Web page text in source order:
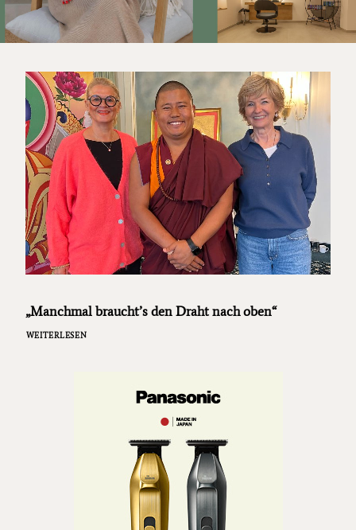
„Manchmal braucht’s den Draht nach oben“
WEITERLESEN